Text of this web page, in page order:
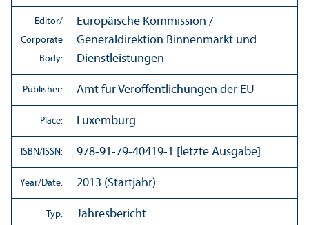
Editor/
Corporate
Body:
Europäische Kommission /
Generaldirektion Binnenmarkt und
Dienstleistungen
Publisher: Amt für Veröffentlichungen der EU
Place: Luxemburg
ISBN/ISSN: 978-91-79-40419-1 [letzte Ausgabe]
Year/Date: 2013 (Startjahr)
Typ: Jahresbericht